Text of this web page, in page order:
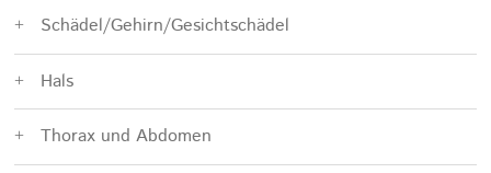
Schädel/Gehirn/Gesichtschädel
Hals
Thorax und Abdomen